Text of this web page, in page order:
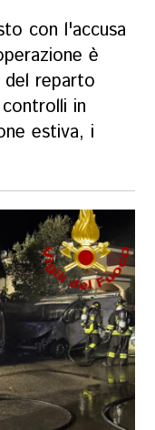
con l'accusa
è
reparto
in
estiva, i